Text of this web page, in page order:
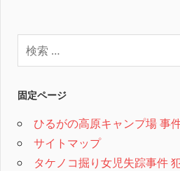
固定ページ
ひるがの高原キャンプ場 事
サイトマップ
タケノコ掘り女児失踪事件